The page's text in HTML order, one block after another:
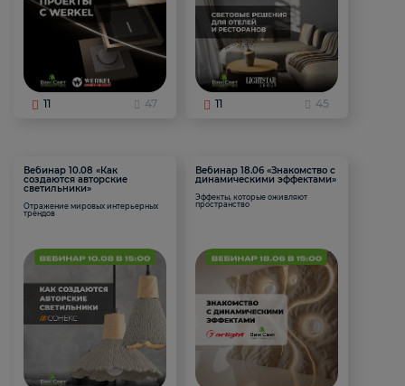
11 47 11 45
Вебинар 10.08 «Как
создаются авторские
светильники»
Отражение мировых интерьерных
трендов
Вебинар 18.06 «Знакомство с
динамическими эффектами»
Эффекты, которые оживляют
пространство